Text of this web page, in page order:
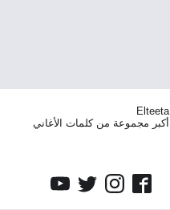
Elteeta
أكبر مجموعة من كلمات الأغاني